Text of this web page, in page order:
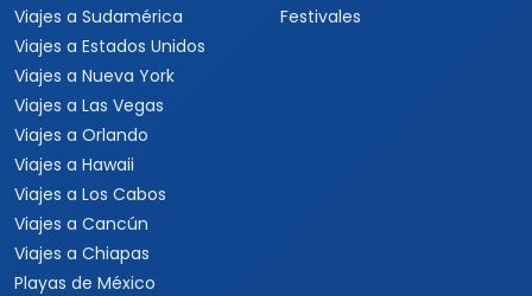
Viajes a Sudamérica
Viajes a Estados Unidos
Viajes a Nueva York
Viajes a Las Vegas
Viajes a Orlando
Viajes a Hawaii
Viajes a Los Cabos
Viajes a Cancún
Viajes a Chiapas
Playas de México
Festivales